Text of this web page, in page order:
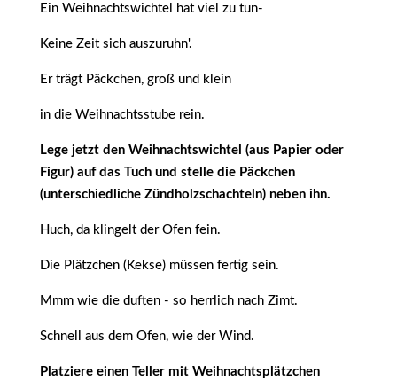
Ein Weihnachtswichtel hat viel zu tun-
Keine Zeit sich auszuruhn'.
Er trägt Päckchen, groß und klein
in die Weihnachtsstube rein.
Lege jetzt den Weihnachtswichtel (aus Papier oder
Figur) auf das Tuch und stelle die Päckchen
(unterschiedliche Zündholzschachteln) neben ihn.
Huch, da klingelt der Ofen fein.
Die Plätzchen (Kekse) müssen fertig sein.
Mmm wie die duften - so herrlich nach Zimt.
Schnell aus dem Ofen, wie der Wind.
Platziere einen Teller mit Weihnachtsplätzchen